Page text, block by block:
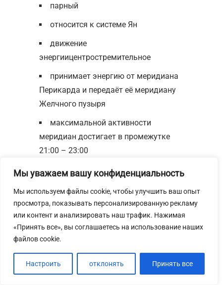
Мы уважаем вашу конфиденциальность
Мы используем файлы cookie, чтобы улучшить ваш опыт
просмотра, показывать персонализированную рекламу
или контент и анализировать наш трафик. Нажимая
«Принять все», вы соглашаетесь на использование наших
файлов cookie.
Настроить отклонять Принять все
парный
относится к системе Ян
движение
энергиицентростремительное
принимает энергию от меридиана
Перикарда и передаёт её меридиану
Желчного пузыря
максимальной активности
меридиан достигает в промежутке
21:00 – 23:00
на меридиане расположены 23
связанные с каналом внутренние
органы: перикард, желчный пузырь
соответствующий элемент